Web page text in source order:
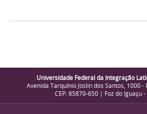
Universidade Federal da Integração
Avenida Tarquínio Joslin dos Santos, 1000
CEP: 85870-650 | Foz do Iguaçu -